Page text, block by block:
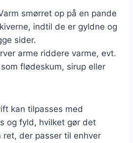
smørret op på en pande
indtil de er gyldne og
sider.
arme riddere varme, evt.
flødeskum, sirup eller
kan tilpasses med
og fyld, hvilket gør det
ret, der passer til enhver